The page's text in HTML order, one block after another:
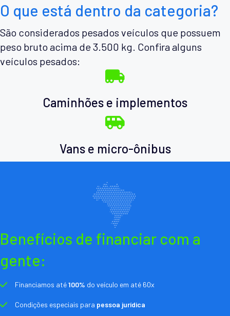
O que está dentro da categoria?
São considerados pesados veículos que possuem
peso bruto acima de 3.500 kg. Confira alguns
veículos pesados:
Caminhões e implementos
Vans e micro-ônibus
Benefícios de financiar com a
gente:
Financiamos até100% do veículo em até 60x
Condições especiais para pessoa jurídica